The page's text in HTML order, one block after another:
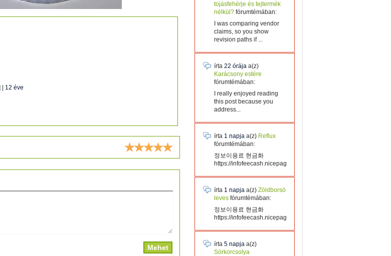
12 éve
tojásfehérje és tejtermék
nélkül? fórumtémában:
I was comparing vendor
claims, so you show
revision paths if ...
írta 22 órája a(z)
Karácsony estére
fórumtémában:
I really enjoyed reading
this post because you
address...
írta 1 napja a(z) Reflux
fórumtémában:
정보이용료 현금화
https://infofeecash.nicepage...
írta 1 napja a(z) Zöldborsó
leves fórumtémában:
정보이용료 현금화
https://infofeecash.nicepage...
írta 5 napja a(z)
Sörkorcsolya